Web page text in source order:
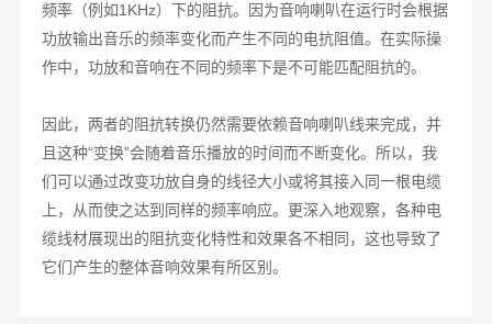
频率（例如1KHz）下的阻抗。因为音响喇叭在运行时会根据
功放输出音乐的频率变化而产生不同的电抗阻值。在实际操
作中，功放和音响在不同的频率下是不可能匹配阻抗的。
因此，两者的阻抗转换仍然需要依赖音响喇叭线来完成，并
且这种“变换”会随着音乐播放的时间而不断变化。所以，我
们可以通过改变功放自身的线径大小或将其接入同一根电缆
上，从而使之达到同样的频率响应。更深入地观察，各种电
缆线材展现出的阻抗变化特性和效果各不相同，这也导致了
它们产生的整体音响效果有所区别。